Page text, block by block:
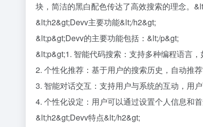
块，简洁的黑白配色传达了高效搜索的理念。
&lt;h2&gt;Devv主要功能&lt;/h2&gt;
&lt;p&gt;Devv的主要功能包括：&lt;/p&gt;
&lt;p&gt;1. 智能代码搜索：支持多种编程语言
2. 个性化推荐：基于用户的搜索历史，自动推
3. 智能对话交互：支持用户与系统的互动，用
4. 个性化设定：用户可以通过设置个人信息和
&lt;h2&gt;Devv特点&lt;/h2&gt;